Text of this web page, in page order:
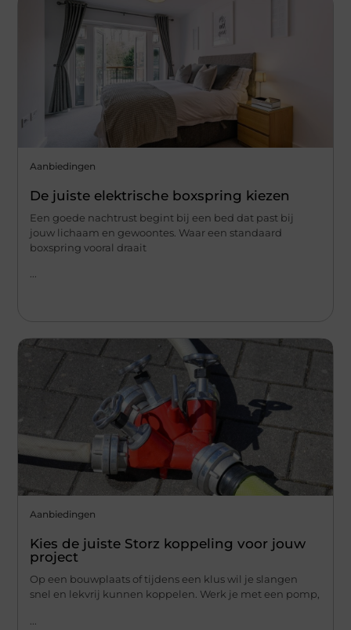
Aanbiedingen
De juiste elektrische boxspring kiezen
Een goede nachtrust begint bij een bed dat past bij
jouw lichaam en gewoontes. Waar een standaard
boxspring vooral draait
...
Aanbiedingen
Kies de juiste Storz koppeling voor jouw
project
Op een bouwplaats of tijdens een klus wil je slangen
snel en lekvrij kunnen koppelen. Werk je met een pomp,